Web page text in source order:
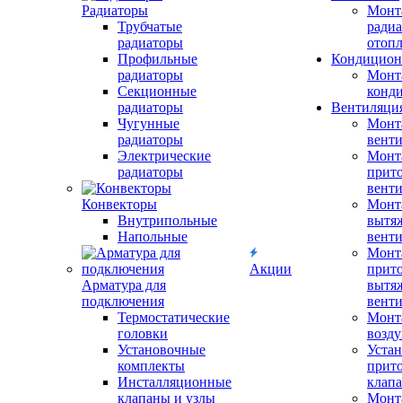
Радиаторы
Трубчатые
радиаторы
Профильные
радиаторы
Секционные
радиаторы
Чугунные
радиаторы
Электрические
радиаторы
Конвекторы
Внутрипольные
Напольные
Арматура для
подключения
Термостатические
головки
Установочные
комплекты
Инсталляционные
клапаны и узлы
Акции